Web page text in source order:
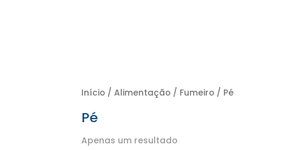
Início /Alimentação / Fumeiro / Pé
Pé
Apenas um resultado